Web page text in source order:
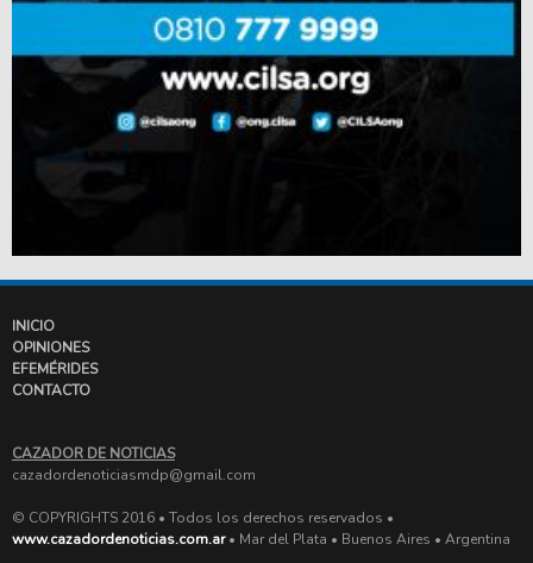
INICIO
OPINIONES
EFEMÉRIDES
CONTACTO
CAZADOR DE NOTICIAS
cazadordenoticiasmdp@gmail.com
© COPYRIGHTS 2016 • Todos los derechos reservados •
www.cazadordenoticias.com.ar• Mar del Plata • Buenos Aires • Argentina